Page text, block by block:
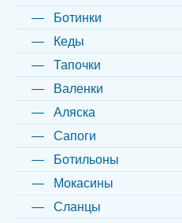
Ботинки
Кеды
Тапочки
Валенки
Аляска
Сапоги
Ботильоны
Мокасины
Сланцы